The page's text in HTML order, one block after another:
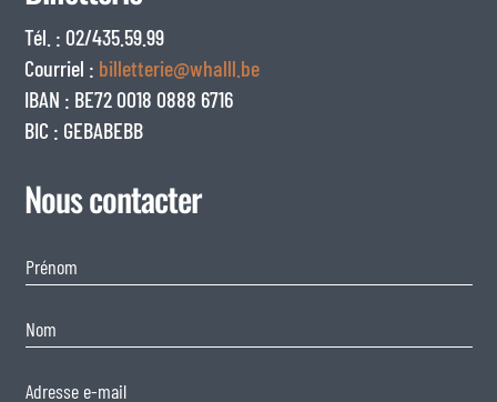
Tél. : 02/435.59.99
Courriel : billetterie@whalll.be
IBAN : BE72 0018 0888 6716
BIC : GEBABEBB
Nous contacter